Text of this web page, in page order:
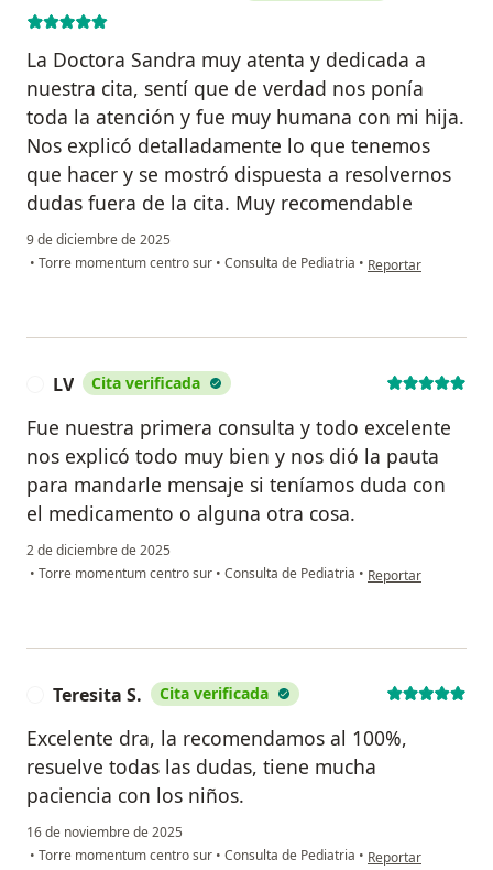
La Doctora Sandra muy atenta y dedicada a
nuestra cita, sentí que de verdad nos ponía
toda la atención y fue muy humana con mi hija.
Nos explicó detalladamente lo que tenemos
que hacer y se mostró dispuesta a resolvernos
dudas fuera de la cita. Muy recomendable
9 de diciembre de 2025
• Torre momentum centro sur • Consulta de Pediatria • en opinión del
Reportar
LV Cita verificada
Fue nuestra primera consulta y todo excelente
nos explicó todo muy bien y nos dió la pauta
para mandarle mensaje si teníamos duda con
el medicamento o alguna otra cosa.
2 de diciembre de 2025
• Torre momentum centro sur • Consulta de Pediatria • en opinión del
Reportar
Teresita S. Cita verificada
Excelente dra, la recomendamos al 100%,
resuelve todas las dudas, tiene mucha
paciencia con los niños.
16 de noviembre de 2025
• Torre momentum centro sur • Consulta de Pediatria • en opinión del
Reportar